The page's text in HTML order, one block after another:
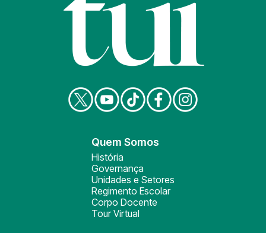
Quem Somos
História
Governança
Unidades e Setores
Regimento Escolar
Corpo Docente
Tour Virtual